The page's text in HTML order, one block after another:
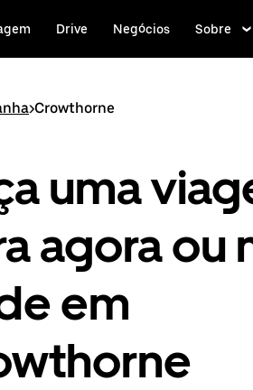
Drive Negócios Sobre
>Crowthorne
uma
agora ou
em